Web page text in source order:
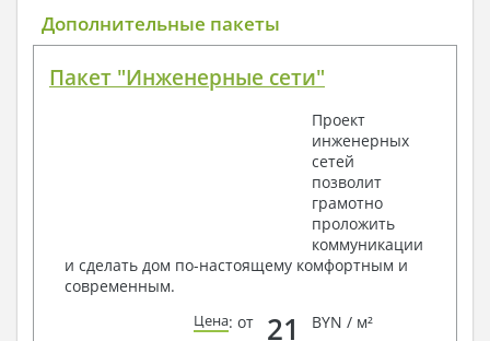
1. Архитектурный раздел:
План координационных осей
Поэтажные маркировочные планы с
Разрезы и состав конструкций
Фасады с ведомостью внешних отделок
Элементы проемов – спецификация
Ведомость перемычек – сечения и
спецификация
Экспликация полов
Архитектурные узлы в конструкциях
Дополнительные пакеты
Пакет "Инженерные сети"
Проект
инженерных
сетей
позволит
грамотно
проложить
коммуникации
и сделать дом по-настоящему комфортным и
современным.
Цена: от 21 BYN / м²